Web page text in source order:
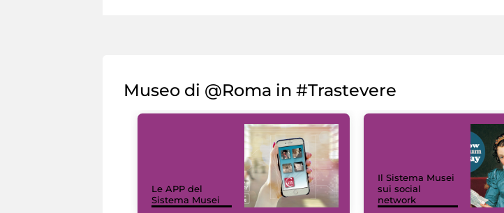
Museo di @Roma in #Trastevere
Le APP del
Sistema Musei
Il Sistema Musei
sui social
network